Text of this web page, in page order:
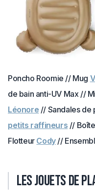
Poncho Roomie // Mug
de bain anti-UV Max //
Léonore // Sandales de
petits raffineurs //
Flotteur Cody//
Les jouets de